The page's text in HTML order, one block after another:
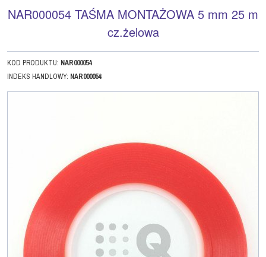
NAR000054 TAŚMA MONTAŻOWA 5 mm 25 m
cz.żelowa
KOD PRODUKTU: NAR000054
INDEKS HANDLOWY: NAR000054